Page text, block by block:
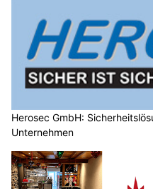
Herosec GmbH:
Unternehmen